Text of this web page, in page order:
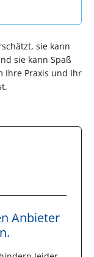
sie kann
sie kann Spaß
Ihre Praxis und Ihr
Anbieter